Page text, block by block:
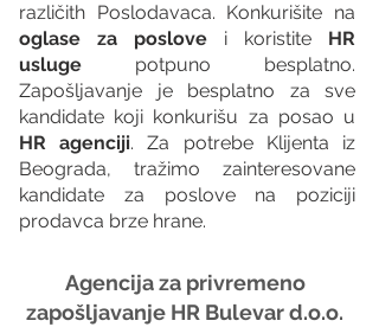
oglase za poslove i koristite HR
usluge potpuno besplatno.
Zapošljavanje je besplatno za sve
HR agenciji. Za potrebe Klijenta iz
Beograda, tražimo zainteresovane
kandidate za poslove na poziciji
prodavca brze hrane.
Agencija za privremeno
zapošljavanje HR Bulevar d.o.o.